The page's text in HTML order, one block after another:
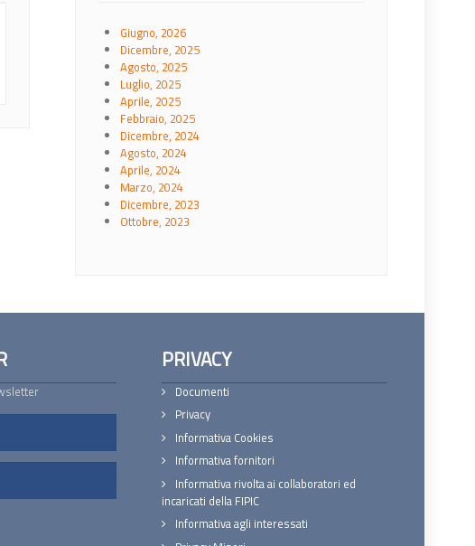
Giugno, 2026
Dicembre, 2025
Agosto, 2025
Luglio, 2025
Aprile, 2025
Febbraio, 2025
Dicembre, 2024
Agosto, 2024
Aprile, 2024
Marzo, 2024
Dicembre, 2023
Ottobre, 2023
PRIVACY
Documenti
Privacy
Informativa Cookies
Informativa fornitori
Informativa rivolta ai collaboratori ed
incaricati della FIPIC
Informativa agli interessati